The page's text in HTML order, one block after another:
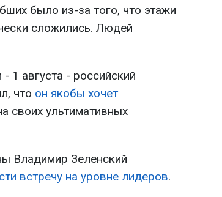
было из-за того, что этажи
сложились. Людей
1 августа - российский
что он якобы хочет
своих ультимативных
Владимир Зеленский
встречу на уровне лидеров.